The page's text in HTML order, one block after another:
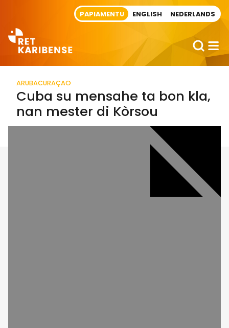
PAPIAMENTU ENGLISH NEDERLANDS
ARUBACURAÇAO
Cuba su mensahe ta bon kla,
nan mester di Kòrsou